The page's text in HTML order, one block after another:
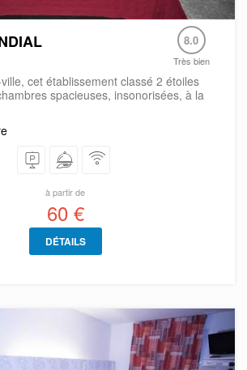
8.0
Très bien
cet établissement classé 2 étoiles
spacieuses, insonorisées, à la
à partir de
60 €
DÉTAILS